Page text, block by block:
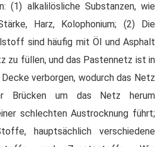
(1) alkalilösliche Substanzen, wie
Harz, Kolophonium; (2) Die
sind häufig mit Öl und Asphalt
zu füllen, und das Pastennetz ist in
verborgen, wodurch das Netz
Brücken um das Netz herum
schlechten Austrocknung führt;
hauptsächlich verschiedene